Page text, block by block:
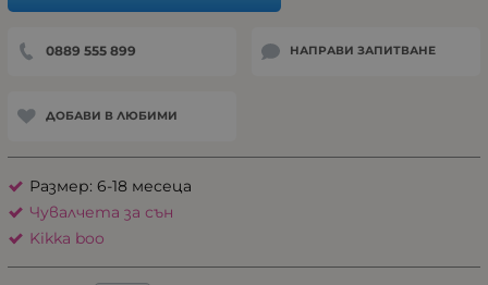
0889 555 899 НАПРАВИ ЗАПИТВАНЕ
ДОБАВИ В ЛЮБИМИ
Размер: 6-18 месеца
Чувалчета за сън
Kikka boo